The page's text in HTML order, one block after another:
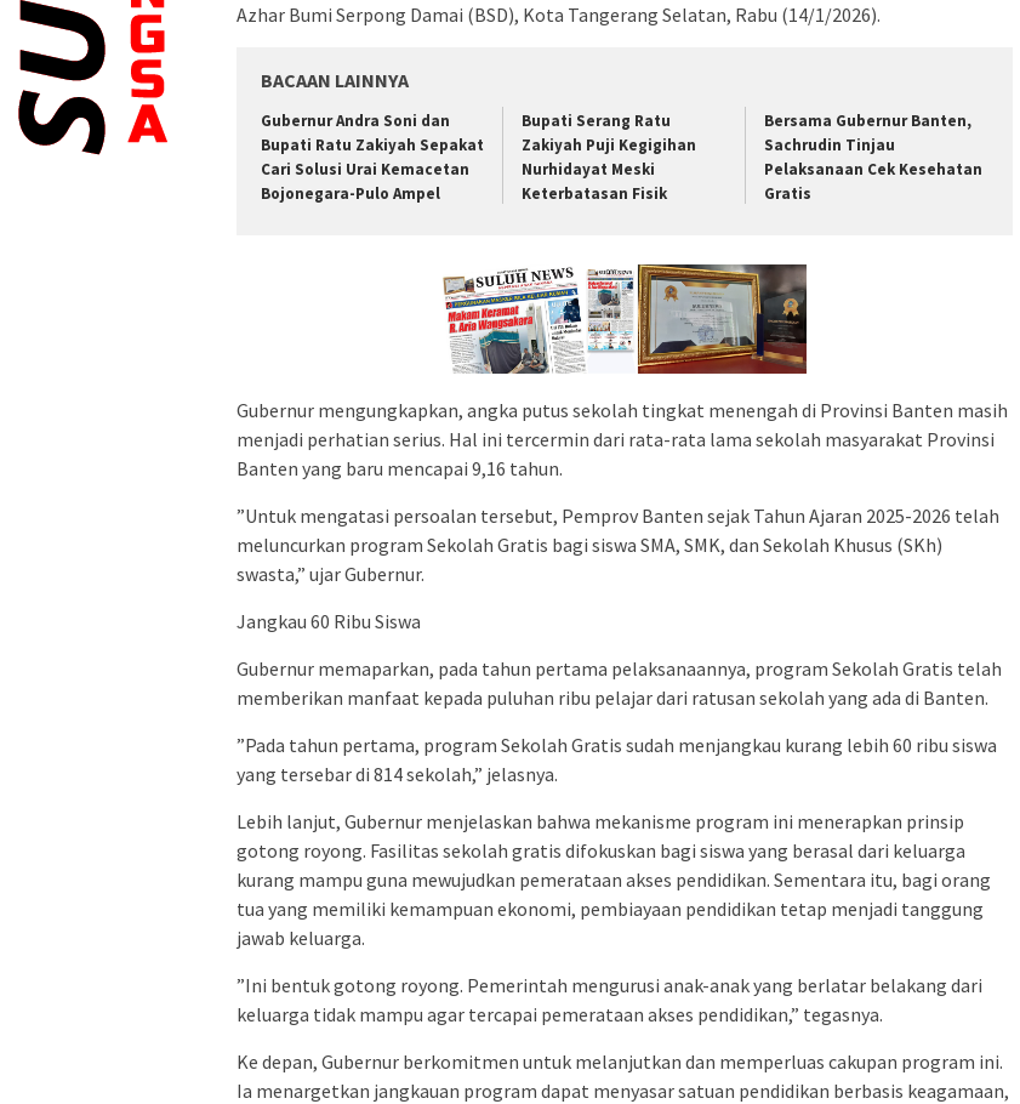
Azhar Bumi Serpong Damai (BSD), Kota Tangerang Selatan, Rabu (14/1/2026).
BACAAN LAINNYA
Gubernur Andra Soni dan
Bupati Ratu Zakiyah Sepakat
Cari Solusi Urai Kemacetan
Bojonegara-Pulo Ampel
Bupati Serang Ratu
Zakiyah Puji Kegigihan
Nurhidayat Meski
Keterbatasan Fisik
Bersama Gubernur Banten,
Sachrudin Tinjau
Pelaksanaan Cek Kesehatan
Gratis
​Gubernur mengungkapkan, angka putus sekolah tingkat menengah di Provinsi Banten masih
menjadi perhatian serius. Hal ini tercermin dari rata-rata lama sekolah masyarakat Provinsi
Banten yang baru mencapai 9,16 tahun.
​”Untuk mengatasi persoalan tersebut, Pemprov Banten sejak Tahun Ajaran 2025-2026 telah
meluncurkan program Sekolah Gratis bagi siswa SMA, SMK, dan Sekolah Khusus (SKh)
swasta,” ujar Gubernur.
​Jangkau 60 Ribu Siswa
Gubernur memaparkan, pada tahun pertama pelaksanaannya, program Sekolah Gratis telah
memberikan manfaat kepada puluhan ribu pelajar dari ratusan sekolah yang ada di Banten.
​”Pada tahun pertama, program Sekolah Gratis sudah menjangkau kurang lebih 60 ribu siswa
yang tersebar di 814 sekolah,” jelasnya.
​Lebih lanjut, Gubernur menjelaskan bahwa mekanisme program ini menerapkan prinsip
gotong royong. Fasilitas sekolah gratis difokuskan bagi siswa yang berasal dari keluarga
kurang mampu guna mewujudkan pemerataan akses pendidikan. Sementara itu, bagi orang
tua yang memiliki kemampuan ekonomi, pembiayaan pendidikan tetap menjadi tanggung
jawab keluarga.
​”Ini bentuk gotong royong. Pemerintah mengurusi anak-anak yang berlatar belakang dari
keluarga tidak mampu agar tercapai pemerataan akses pendidikan,” tegasnya.
​Ke depan, Gubernur berkomitmen untuk melanjutkan dan memperluas cakupan program ini.
Ia menargetkan jangkauan program dapat menyasar satuan pendidikan berbasis keagamaan,